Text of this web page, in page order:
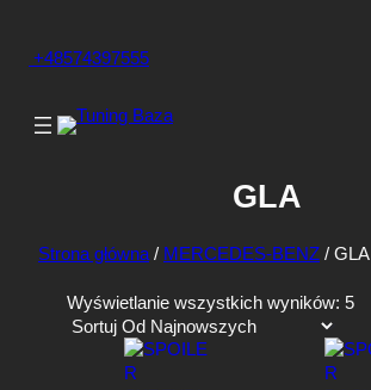
+48574397555
GLA
Strona główna / MERCEDES-BENZ / GLA
Wyświetlanie wszystkich wyników: 5P
s